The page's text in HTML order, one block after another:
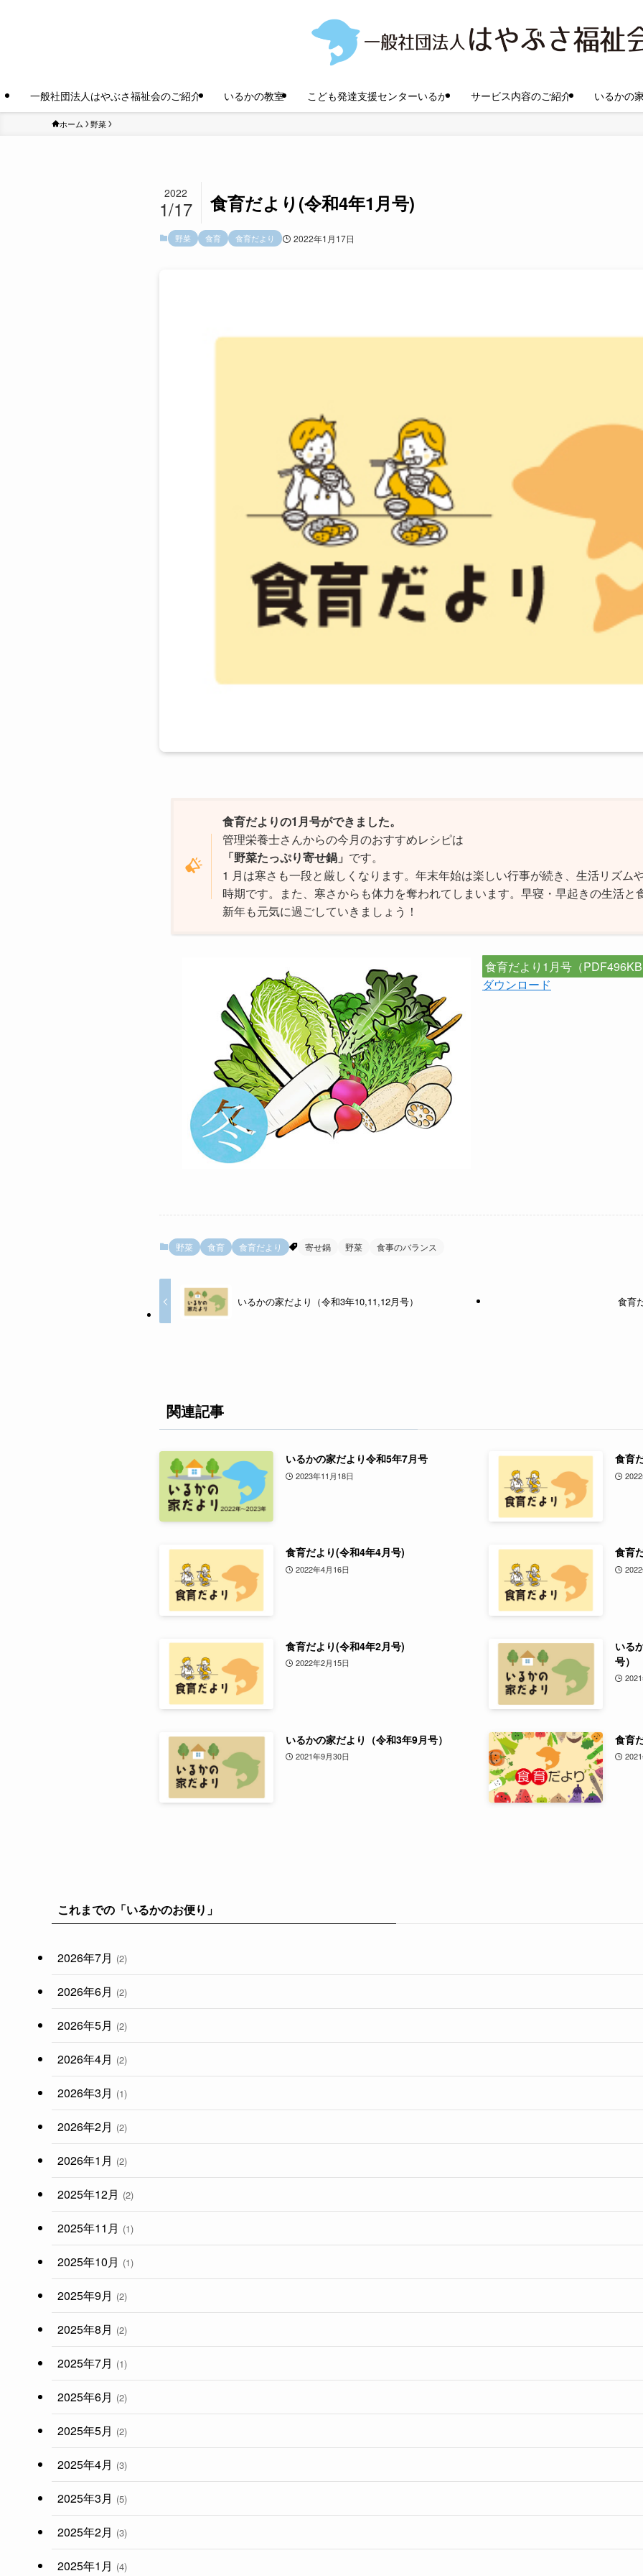
一般社団法人はやぶさ福祉会のご紹介 いるかの教室 こども発達支援センターいるか サービス内容のご紹介 いるかの
ホーム 野菜
食育だより(令和4年1月号)
2022
1/17
野菜 食育 食育だより 2022年1月17日
食育だよりの1月号ができました。
管理栄養士さんからの今月のおすすめレシピは
「野菜たっぷり寄せ鍋」 です。
1 月は寒さも一段と厳しくなります。年末年始は楽しい行事が続き、生活リズム
時期です。また、寒さからも体力を奪われてしまいます。早寝・早起きの生活と
新年も元気に過ごしていきましょう！
食育だより1月号（
ダウンロード
野菜 食育 食育だより 寄せ鍋 野菜 食事のバランス
いるかの家だより（令和3年10,11,12月号） 食育
関連記事
いるかの家だより令和5年7月号
2023年11月18日
食育
食育だより(令和4年4月号)
2022年4月16日
食育
食育だより(令和4年2月号)
2022年2月15日
いる
号）
いるかの家だより（令和3年9月号）
2021年9月30日
食育
これまでの「いるかのお便り」
2026年7月 (2)
2026年6月 (2)
2026年5月 (2)
2026年4月 (2)
2026年3月 (1)
2026年2月 (2)
2026年1月 (2)
2025年12月 (2)
2025年11月 (1)
2025年10月 (1)
2025年9月 (2)
2025年8月 (2)
2025年7月 (1)
2025年6月 (2)
2025年5月 (2)
2025年4月 (3)
2025年3月 (5)
2025年2月 (3)
2025年1月 (4)